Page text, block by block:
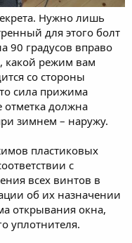
Нужно лишь
для этого болт
90 градусов вправо
какой режим вам
со стороны
сила прижима
должна
зимнем – наружу.
пластиковых
с
всех винтов в
об их назначении
открывания окна,
уплотнителя.